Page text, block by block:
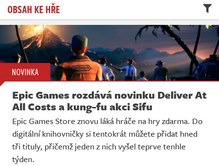
OBSAH KE HŘE
NOVINKA
Epic Games rozdává novinku Deliver At
All Costs a kung-fu akci Sifu
Epic Games Store znovu láká hráče na hry zdarma. Do
digitální knihovničky si tentokrát můžete přidat hned
tři tituly, přičemž jeden z nich vyšel teprve tenhle
týden.